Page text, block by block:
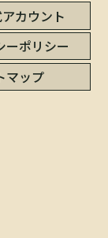
カウント
ーポリシー
マップ